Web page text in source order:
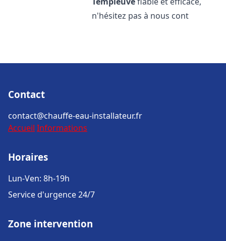
n'hésitez pas à nous cont
Contact
contact@chauffe-eau-installateur.fr
Accueil Informations
Horaires
Lun-Ven: 8h-19h
Service d'urgence 24/7
Zone intervention